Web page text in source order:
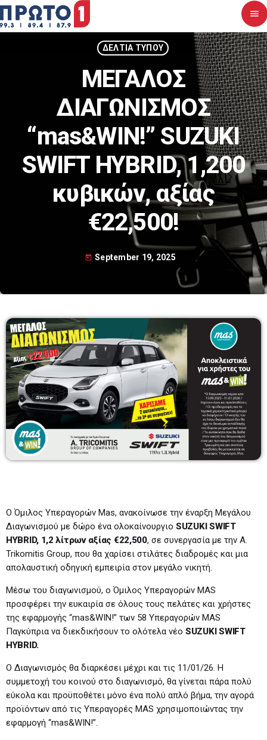
menu
close
Σχετικά με εμάς
Νέα
Διαγωνισμοί
Επικοινωνία
TOP 20
17:00 - 18:00
REMIX & REWIND DJ SET
18:00 - 19:00
ΔΕΛΤΙΑ ΤΥΠΟΥ
ΜΕΓΑΛΟΣ
ΔΙΑΓΩΝΙΣΜΟΣ
“mas&WIN!” SUZUKI
SWIFT HYBRID, 1,200
κυβικών, αξίας
€22,500!
today September 19, 2025
Ο Όμιλος Υπεραγορών Mas, ανακοίνωσε την έναρξη Μεγάλου
Διαγωνισμού με δώρο ένα ολοκαίνουργιο SUZUKI SWIFT
HYBRID, 1,2 λίτρων αξίας €22,500, σε συνεργασία με την A.
Trikomitis Group, που θα χαρίσει στιλάτες διαδρομές και μια
απολαυστική οδηγική εμπειρία στον μεγάλο νικητή.
Μέσω του διαγωνισμού, o Όμιλος Υπεραγορών MAS
προσφέρει την ευκαιρία σε όλους τους πελάτες και χρήστες
της εφαρμογής “mas&WIN!” των 58 Υπεραγορών MAS
Παγκύπρια να διεκδικήσουν το ολότελα νέο SUZUKI SWIFT
HYBRID.
Ο Διαγωνισμός θα διαρκέσει μέχρι και τις 11/01/26. Η
συμμετοχή του κοινού στο διαγωνισμό, θα γίνεται πάρα πολύ
εύκολα και προϋποθέτει μόνο ένα πολύ απλό βήμα, την αγορά
προϊόντων από τις Υπεραγορές MAS χρησιμοποιώντας την
εφαρμογή “mas&WIN!”.